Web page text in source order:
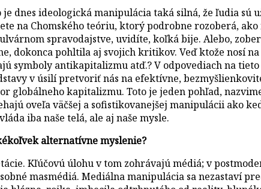
dnes ideologická manipulácia taká silná, že ľudia
na Chomského teóriu, ktorý podrobne rozoberá,
spravodajstve, uvidíte, koľká bije. Alebo,
dokonca pohltila aj svojich kritikov. Veď ktože nosí
symboly antikapitalizmu atď.? V odpovediach na
v úsilí pretvoriť nás na efektívne,
globálneho kapitalizmu. Toto je jeden pohľad,
oveľa väčšej a sofistikovanejšej manipulácii ako
iba naše telá, ale aj naše mysle.
alternatívne myslenie?
Kľúčovú úlohu v tom zohrávajú médiá; v
masmédiá. Mediálna manipulácia sa nezastaví